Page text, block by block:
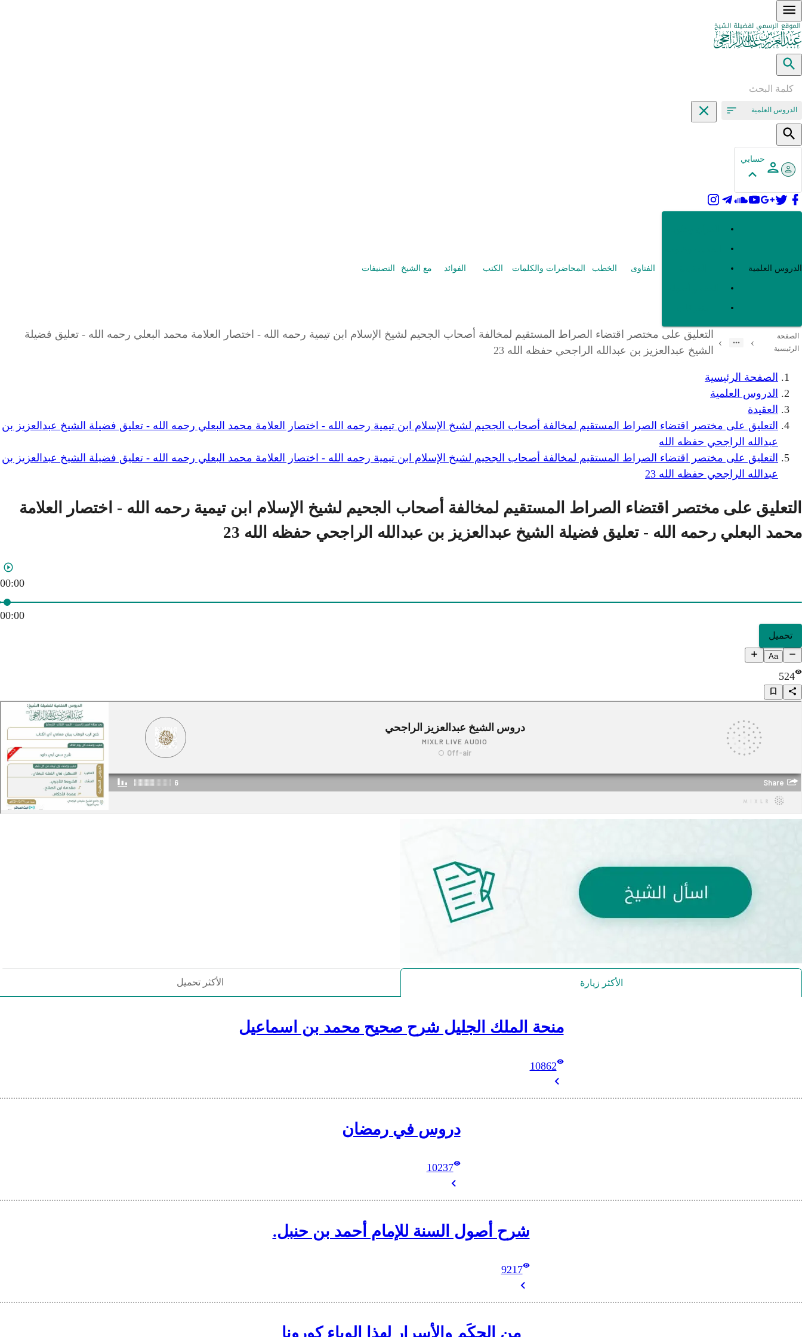
الدروس العلمية
حسابي
الدروس العلمية الفتاوى الخطب المحاضرات والكلمات الكتب الفوائد مع الشيخ التصنيفات
الصفحة
الرئيسية
›
›
التعليق على مختصر اقتضاء الصراط المستقيم لمخالفة أصحاب الجحيم لشيخ الإسلام ابن تيمية رحمه الله - اختصار العلامة محمد البعلي رحمه الله - تعليق فضيلة
الشيخ عبدالعزيز بن عبدالله الراجحي حفظه الله 23
الصفحة الرئيسية
الدروس العلمية
العقيدة
التعليق على مختصر اقتضاء الصراط المستقيم لمخالفة أصحاب الجحيم لشيخ الإسلام ابن تيمية رحمه الله - اختصار العلامة محمد البعلي رحمه الله - تعليق فضيلة الشيخ عبدالعزيز بن
عبدالله الراجحي حفظه الله
التعليق على مختصر اقتضاء الصراط المستقيم لمخالفة أصحاب الجحيم لشيخ الإسلام ابن تيمية رحمه الله - اختصار العلامة محمد البعلي رحمه الله - تعليق فضيلة الشيخ عبدالعزيز بن
عبدالله الراجحي حفظه الله 23
التعليق على مختصر اقتضاء الصراط المستقيم لمخالفة أصحاب الجحيم لشيخ الإسلام ابن تيمية رحمه الله - اختصار العلامة
محمد البعلي رحمه الله - تعليق فضيلة الشيخ عبدالعزيز بن عبدالله الراجحي حفظه الله 23
00:00
00:00
تحميل
Aa
524
الأكثر زيارة الأكثر تحميل
منحة الملك الجليل شرح صحيح محمد بن اسماعيل
10862
دروس في رمضان
10237
شرح أصول السنة للإمام أحمد بن حنبل.
9217
من الحِكَم والأسرار لهذا الوباء كورونا